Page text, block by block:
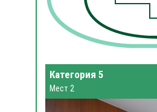
Категория 5
Мест 2